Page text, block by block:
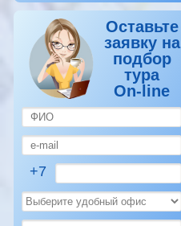
Оставьте
заявку на
подбор
тура
On-line
+7